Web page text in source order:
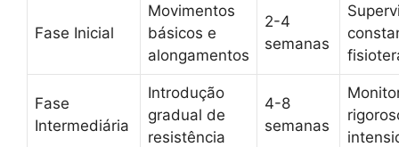
Fase Inicial
Movimentos
básicos e
alongamentos
2-4
semanas
Fase
Intermediária
Introdução
gradual de
resistência
4-8
semanas